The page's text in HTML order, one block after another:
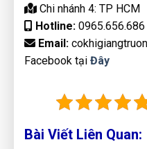
Chi nhánh 4: TP HCM
Hotline:
Email:
Facebook tại Đây
Bài Viết Liên Quan: